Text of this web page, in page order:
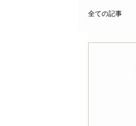
全ての記事